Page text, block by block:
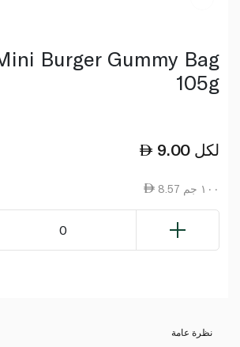
Burger Gummy Bag
105g
9.00 لكل
8.57 ١٠٠ جم
0
نظرة عامة